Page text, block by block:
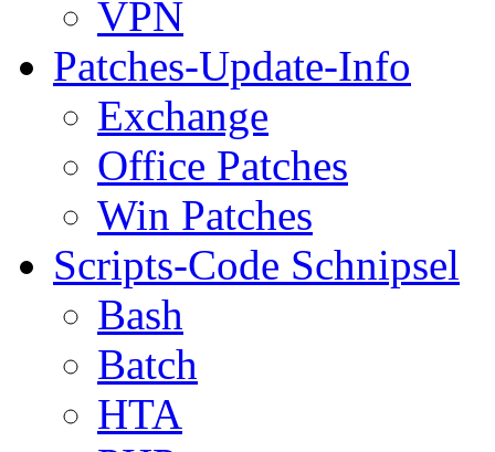
VPN
Patches-Update-Info
Exchange
Office Patches
Win Patches
Scripts-Code Schnipsel
Bash
Batch
HTA